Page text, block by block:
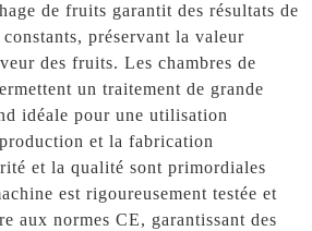
de fruits garantit des résultats de
préservant la valeur
des fruits. Les chambres de
un traitement de grande
idéale pour une utilisation
et la fabrication
et la qualité sont primordiales
est rigoureusement testée et
aux normes CE, garantissant des